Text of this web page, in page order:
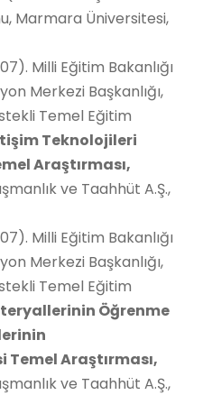
Marmara Üniversitesi,
Milli Eğitim Bakanlığı
Merkezi Başkanlığı,
Temel Eğitim
Teknolojileri
Araştırması,
ve Taahhüt A.Ş.,
Milli Eğitim Bakanlığı
Merkezi Başkanlığı,
Temel Eğitim
Öğrenme
Araştırması,
ve Taahhüt A.Ş.,